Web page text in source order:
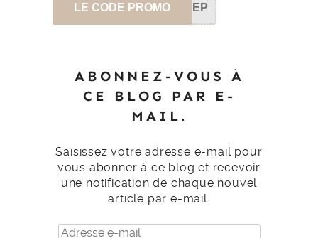
LE CODE PROMO SEP
ABONNEZ-VOUS À
CE BLOG PAR E-
MAIL.
Saisissez votre adresse e-mail pour
vous abonner à ce blog et recevoir
une notification de chaque nouvel
article par e-mail.
Adresse